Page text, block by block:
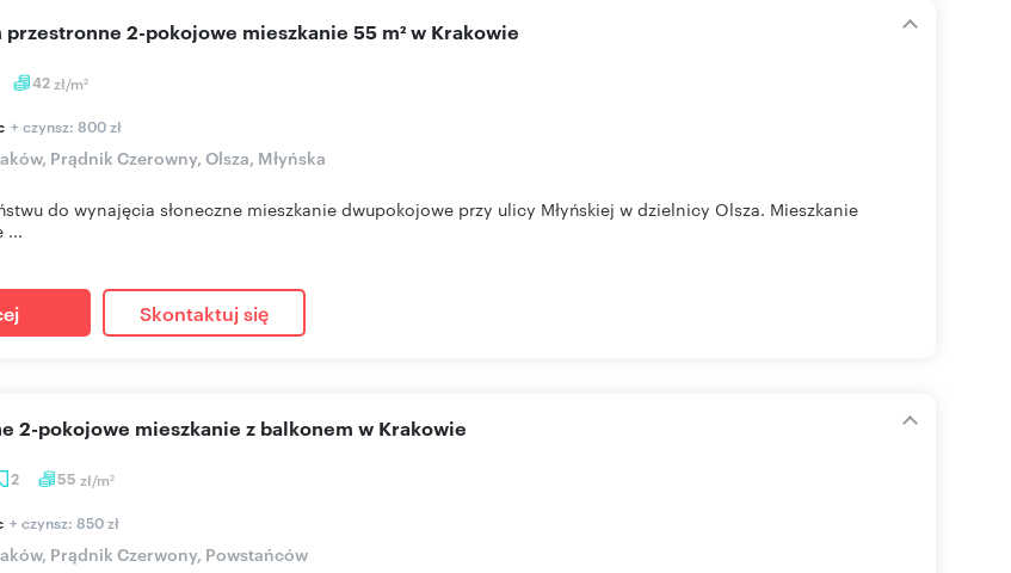
42zł/m2
przestronne 2-pokojowe mieszkanie 55 m² w Krakowie
+ czynsz: 800 zł
Prądnik Czerowny, Olsza, Młyńska
do wynajęcia słoneczne mieszkanie dwupokojowe przy ulicy Młyńskiej w dzielnicy Olsza. Mieszkanie
...
Skontaktuj się
2 55 zł/m2
2-pokojowe mieszkanie z balkonem w Krakowie
+ czynsz: 850 zł
Prądnik Czerwony, Powstańców